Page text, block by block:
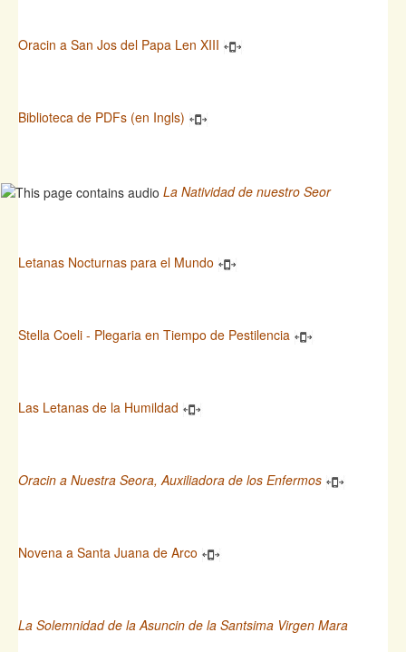
Oracin a San Jos del Papa Len XIII
Biblioteca de PDFs (en Ingls)
La Natividad de nuestro Seor
Letanas Nocturnas para el Mundo
Stella Coeli - Plegaria en Tiempo de Pestilencia
Las Letanas de la Humildad
Oracin a Nuestra Seora, Auxiliadora de los Enfermos
Novena a Santa Juana de Arco
La Solemnidad de la Asuncin de la Santsima Virgen Mara